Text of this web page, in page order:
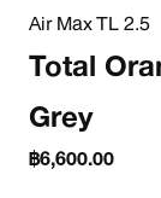
Air Max TL 2.5
Total
Grey
฿6,600.00